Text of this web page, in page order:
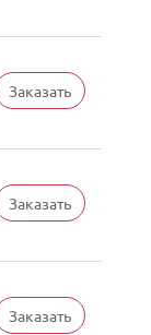
Заказать
Заказать
Заказать